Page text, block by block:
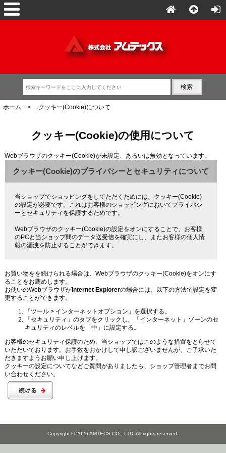
ホーム > クッキー(Cookie)について
クッキー(Cookie)の使用について
Webブラウザのクッキー(Cookie)が未設定、あるいは無効となっています。
クッキー(Cookie)のプライバシーとセキュリティについて
当ショップでショッピングをしてただくためには、クッキー(Cookie)
の設定が必要です。これはお客様のショッピングにおいてプライバシ
ーとセキュリティを保護するためです。
Webブラウザのクッキー(Cookie)の設定をオンにすることで、お客様
のPCと当ショップ間のデータ送受信を確実にし、またお客様の個人情
報の漏洩を防止することができます。
お買い物をを続けられる場合は、Webブラウザのクッキー(Cookie)をオンにす
ることをお薦めします。
お使いのWebブラウザがInternet Explorerの場合には、以下の方法で設定を変
更することができます。
「ツール > インターネットオプション」を選択する。
「セキュリティ」のタブをクリックし、「インターネット」ゾーンのセ
キュリティのレベルを「中」に設定する。
お客様のセキュリティ保護のため、当ショップではこのような措置をとらせて
いただいております。お手数をおかけして申し訳ございませんが、ご了承いた
だきますようお願い申し上げます。
クッキーの設定についてなどご質問がありましたら、ショップ管理者までお問
い合わせください。
Copyright © 2026 AMTECS CO., LTD. All rights reserved.